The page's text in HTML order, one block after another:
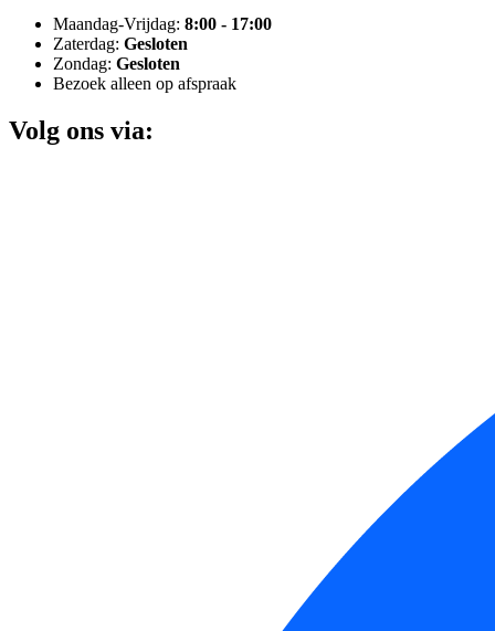
Maandag-Vrijdag: 8:00 - 17:00
Zaterdag: Gesloten
Zondag: Gesloten
Bezoek alleen op afspraak
Volg ons via: